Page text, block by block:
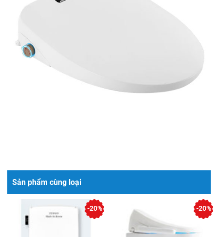
Sản phẩm cùng loại
-20% -20%